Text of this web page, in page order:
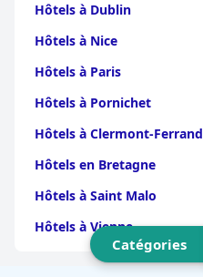
Hôtels à Dublin
Hôtels à Nice
Hôtels à Paris
Hôtels à Pornichet
Hôtels à Clermont-Ferrand
Hôtels en Bretagne
Hôtels à Saint Malo
Hôtels à Vienne
Hôtels à Dijon
Catégories